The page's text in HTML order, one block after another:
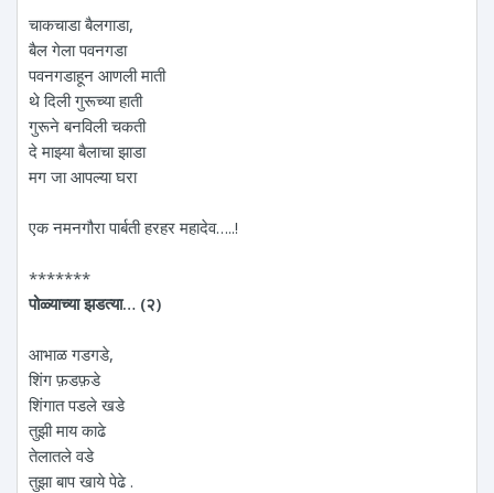
चाकचाडा बैलगाडा,
बैल गेला पवनगडा
पवनगडाहून आणली माती
थे दिली गुरूच्या हाती
गुरूने बनविली चकती
दे माझ्या बैलाचा झाडा
मग जा आपल्या घरा
एक नमनगौरा पार्बती हरहर महादेव…..!
*******
पोळ्याच्या झडत्या… (२)
आभाळ गडगडे,
शिंग फ़डफ़डे
शिंगात पडले खडे
तुझी माय काढे
तेलातले वडे
तुझा बाप खाये पेढे .